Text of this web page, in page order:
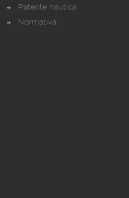
Patente nautica
Normativa